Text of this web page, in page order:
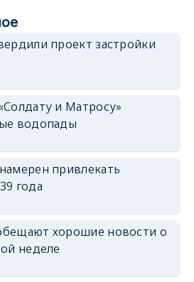
проект застройки
и Матросу»
водопады
привлекать
года
хорошие новости о
неделе